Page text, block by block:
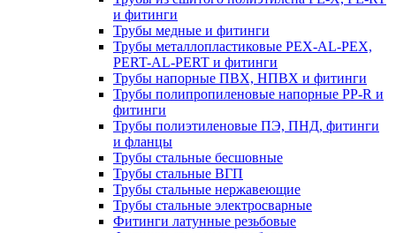
и фитинги
Трубы медные и фитинги
Трубы металлопластиковые PEX-AL-PEX,
PERT-AL-PERT и фитинги
Трубы напорные ПВХ, НПВХ и фитинги
Трубы полипропиленовые напорные PP-R и
фитинги
Трубы полиэтиленовые ПЭ, ПНД, фитинги
и фланцы
Трубы стальные бесшовные
Трубы стальные ВГП
Трубы стальные нержавеющие
Трубы стальные электросварные
Фитинги латунные резьбовые